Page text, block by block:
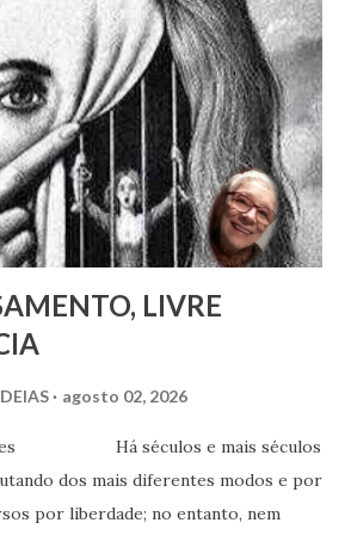
Napoleão Bonaparte, que aliás se
seus planos. Escreveu em 1826 um
suas ideias em francês. Seria quase
sequer um bilhete com Rivail,
discípulo e se esforçava por divulgar
Pestalozzi, com seu caráter emotivo
...
LIVRE
agosto 02, 2026
Há séculos e mais séculos
dos mais diferentes modos e por
por liberdade; no entanto, nem